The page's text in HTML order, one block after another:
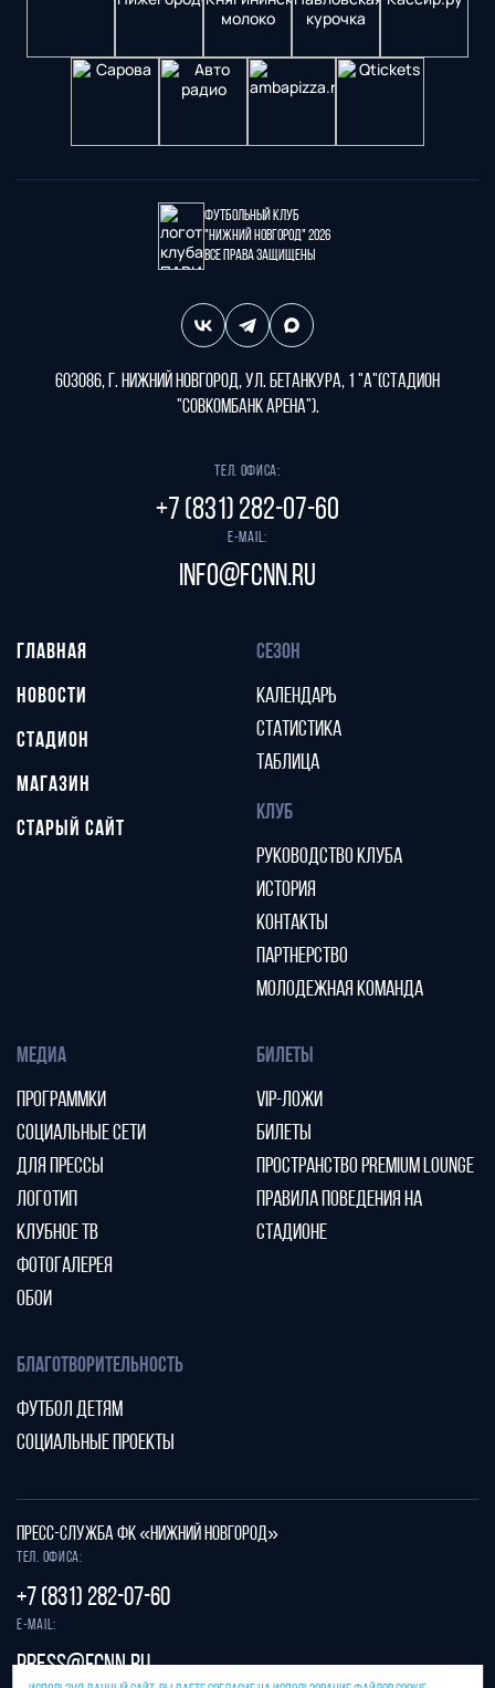
Футбольный клуб
"Нижний Новгород" 2026
Все права защищены
603086, г. Нижний Новгород, ул. Бетанкура, 1 "А"(стадион
"СОВКОМБАНК АРЕНА").
Тел. офиса:
+7 (831) 282-07-60
E-mail:
info@fcnn.ru
ГЛАВНАЯ
НОВОСТИ
СТАДИОН
МАГАЗИН
СТАРЫЙ САЙТ
СЕЗОН
КАЛЕНДАРЬ
СТАТИСТИКА
ТАБЛИЦА
КЛУБ
РУКОВОДСТВО КЛУБА
ИСТОРИЯ
КОНТАКТЫ
ПАРТНЕРСТВО
МОЛОДЕЖНАЯ КОМАНДА
МЕДИА
ПРОГРАММКИ
СОЦИАЛЬНЫЕ СЕТИ
ДЛЯ ПРЕССЫ
ЛОГОТИП
КЛУБНОЕ ТВ
ФОТОГАЛЕРЕЯ
ОБОИ
БИЛЕТЫ
VIP-ЛОЖИ
БИЛЕТЫ
ПРОСТРАНСТВО PREMIUM LOUNGE
ПРАВИЛА ПОВЕДЕНИЯ НА
СТАДИОНЕ
БЛАГОТВОРИТЕЛЬНОСТЬ
ФУТБОЛ ДЕТЯМ
СОЦИАЛЬНЫЕ ПРОЕКТЫ
ПРЕСС-СЛУЖБА ФК «НИЖНИЙ НОВГОРОД»
Тел. офиса:
+7 (831) 282-07-60
E-mail:
press@fcnn.ru